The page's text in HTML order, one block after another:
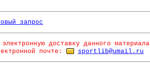
запрос
доставку данного материала
почте:
sportlib@umail.ru